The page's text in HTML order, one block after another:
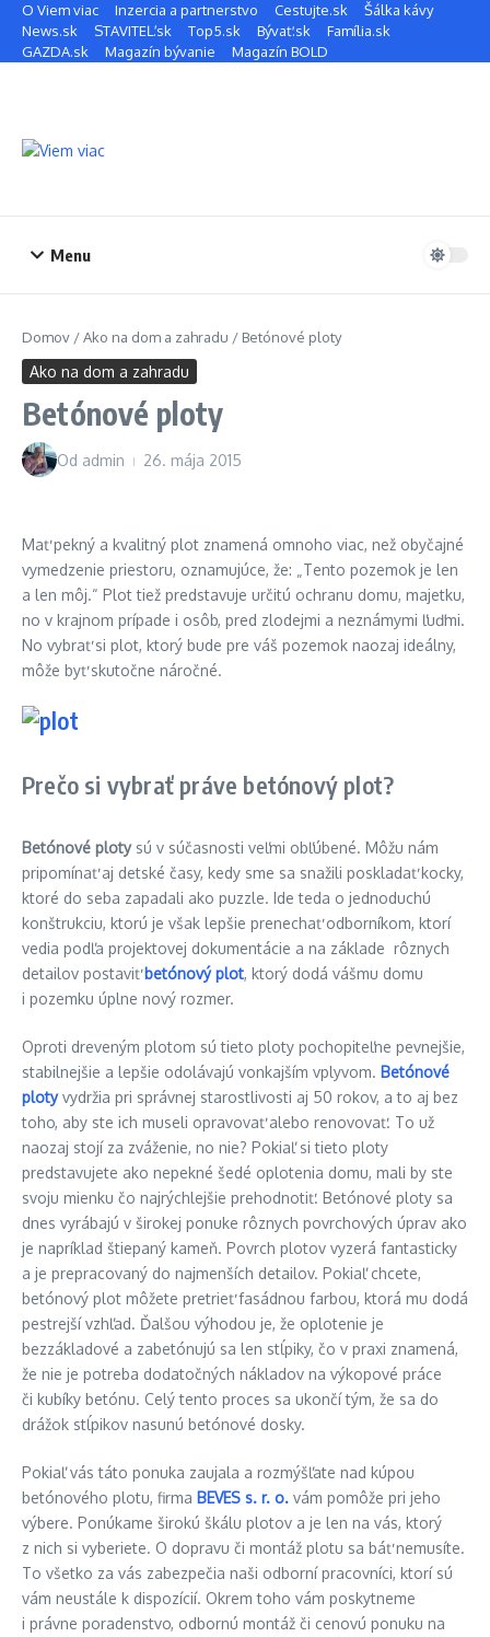
Preskočiť na obsah
O Viem viac Inzercia a partnerstvo Cestujte.sk
Šálka kávy
News.sk
STAVITEĽ.sk Top5.sk Bývať.sk
Família.sk
GAZDA.sk
Magazín bývanie Magazín BOLD
Menu
Domov /Ako na dom a zahradu / Betónové ploty
Ako na dom a zahradu
Betónové ploty
Od admin 26. mája 2015
Mať pekný a kvalitný plot znamená omnoho viac, než obyčajné
vymedzenie priestoru, oznamujúce, že: „Tento pozemok je len
a len môj.“ Plot tiež predstavuje určitú ochranu domu, majetku,
no v krajnom prípade i osôb, pred zlodejmi a neznámymi ľuďmi.
No vybrať si plot, ktorý bude pre váš pozemok naozaj ideálny,
môže byť skutočne náročné.
Prečo si vybrať práve betónový plot?
Betónové plotysú v súčasnosti veľmi obľúbené. Môžu nám
pripomínať aj detské časy, kedy sme sa snažili poskladať kocky,
ktoré do seba zapadali ako puzzle. Ide teda o jednoduchú
konštrukciu, ktorú je však lepšie prenechať odborníkom, ktorí
vedia podľa projektovej dokumentácie a na základe rôznych
detailov postaviťbetónový plot, ktorý dodá vášmu domu
i pozemku úplne nový rozmer.
Oproti dreveným plotom sú tieto ploty pochopiteľne pevnejšie,
stabilnejšie a lepšie odolávajú vonkajším vplyvom. Betónové
plotyvydržia pri správnej starostlivosti aj 50 rokov, a to aj bez
toho, aby ste ich museli opravovať alebo renovovať. To už
naozaj stojí za zváženie, no nie? Pokiaľ si tieto ploty
predstavujete ako nepekné šedé oplotenia domu, mali by ste
svoju mienku čo najrýchlejšie prehodnotiť. Betónové ploty sa
dnes vyrábajú v širokej ponuke rôznych povrchových úprav ako
je napríklad štiepaný kameň. Povrch plotov vyzerá fantasticky
a je prepracovaný do najmenších detailov. Pokiaľ chcete,
betónový plot môžete pretrieť fasádnou farbou, ktorá mu dodá
pestrejší vzhľad. Ďalšou výhodou je, že oplotenie je
bezzákladové a zabetónujú sa len stĺpiky, čo v praxi znamená,
že nie je potreba dodatočných nákladov na výkopové práce
či kubíky betónu. Celý tento proces sa ukončí tým, že sa do
drážok stĺpikov nasunú betónové dosky.
Pokiaľ vás táto ponuka zaujala a rozmýšľate nad kúpou
betónového plotu, firma BEVES s. r. o. vám pomôže pri jeho
výbere. Ponúkame širokú škálu plotov a je len na vás, ktorý
z nich si vyberiete. O dopravu či montáž plotu sa báť nemusíte.
To všetko za vás zabezpečia naši odborní pracovníci, ktorí sú
vám neustále k dispozícií. Okrem toho vám poskytneme
i právne poradenstvo, odbornú montáž či cenovú ponuku na